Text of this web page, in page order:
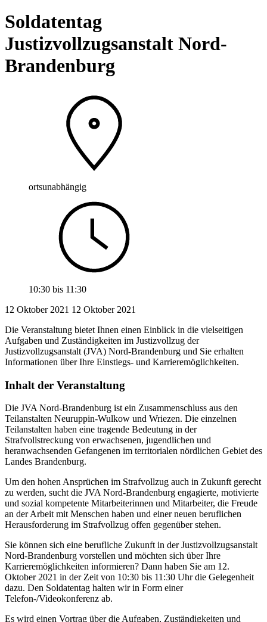
Soldatentag
Justizvollzugsanstalt Nord-
Brandenburg
ortsunabhängig
10:30 bis 11:30
12 Oktober 2021 12 Oktober 2021
Die Veranstaltung bietet Ihnen einen Einblick in die vielseitigen
Aufgaben und Zuständigkeiten im Justizvollzug der
Justizvollzugsanstalt (JVA) Nord-Brandenburg und Sie erhalten
Informationen über Ihre Einstiegs- und Karrieremöglichkeiten.
Inhalt der Veranstaltung
Die JVA Nord-Brandenburg ist ein Zusammenschluss aus den
Teilanstalten Neuruppin-Wulkow und Wriezen. Die einzelnen
Teilanstalten haben eine tragende Bedeutung in der
Strafvollstreckung von erwachsenen, jugendlichen und
heranwachsenden Gefangenen im territorialen nördlichen Gebiet des
Landes Brandenburg.
Um den hohen Ansprüchen im Strafvollzug auch in Zukunft gerecht
zu werden, sucht die JVA Nord-Brandenburg engagierte, motivierte
und sozial kompetente Mitarbeiterinnen und Mitarbeiter, die Freude
an der Arbeit mit Menschen haben und einer neuen beruflichen
Herausforderung im Strafvollzug offen gegenüber stehen.
Sie können sich eine berufliche Zukunft in der Justizvollzugsanstalt
Nord-Brandenburg vorstellen und möchten sich über Ihre
Karrieremöglichkeiten informieren? Dann haben Sie am 12.
Oktober 2021 in der Zeit von 10:30 bis 11:30 Uhr die Gelegenheit
dazu. Den Soldatentag halten wir in Form einer
Telefon-/Videokonferenz ab.
Es wird einen Vortrag über die Aufgaben, Zuständigkeiten und